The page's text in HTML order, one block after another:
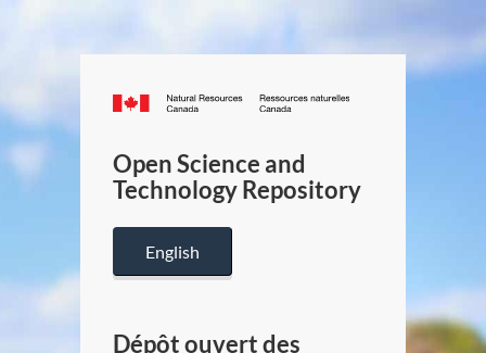
Canada.ca
/
Canada
Open Science and
Technology Repository
English
Dépôt ouvert des